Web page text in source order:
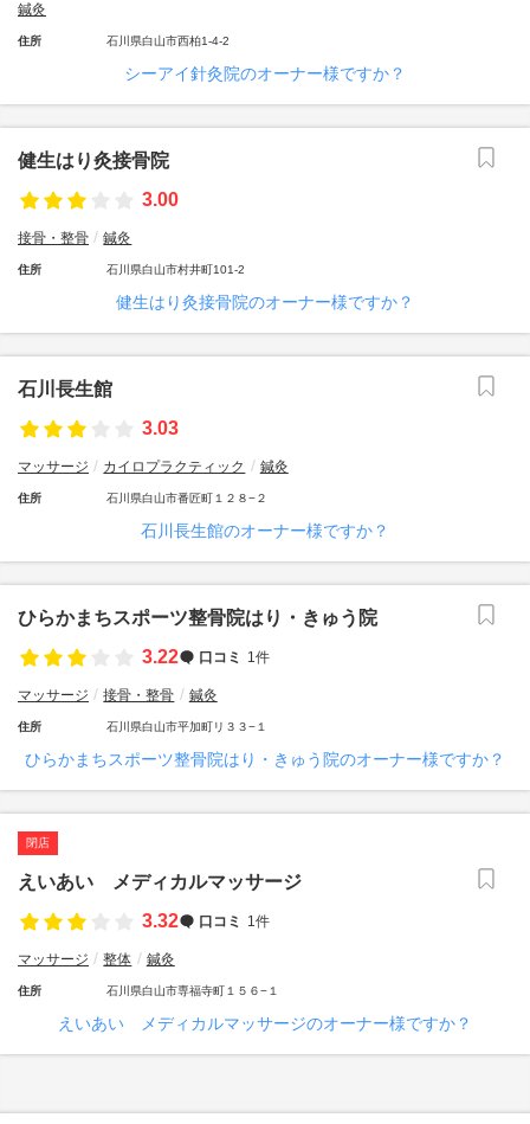
鍼灸
住所 石川県白山市西柏1-4-2
シーアイ針灸院のオーナー様ですか？
健生はり灸接骨院
3.00
接骨・整骨 鍼灸
住所 石川県白山市村井町101-2
健生はり灸接骨院のオーナー様ですか？
石川長生館
3.03
マッサージ カイロプラクティック 鍼灸
住所 石川県白山市番匠町１２８−２
石川長生館のオーナー様ですか？
ひらかまちスポーツ整骨院はり・きゅう院
3.22
口コミ 1件
マッサージ 接骨・整骨 鍼灸
住所 石川県白山市平加町リ３３−１
ひらかまちスポーツ整骨院はり・きゅう院のオーナー様ですか？
閉店
えいあい メディカルマッサージ
3.32
口コミ 1件
マッサージ 整体 鍼灸
住所 石川県白山市専福寺町１５６−１
えいあい メディカルマッサージのオーナー様ですか？